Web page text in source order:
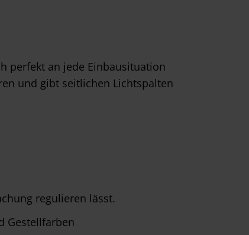
perfekt an jede Einbausituation
und gibt seitlichen Lichtspalten
regulieren lässt.
Gestellfarben